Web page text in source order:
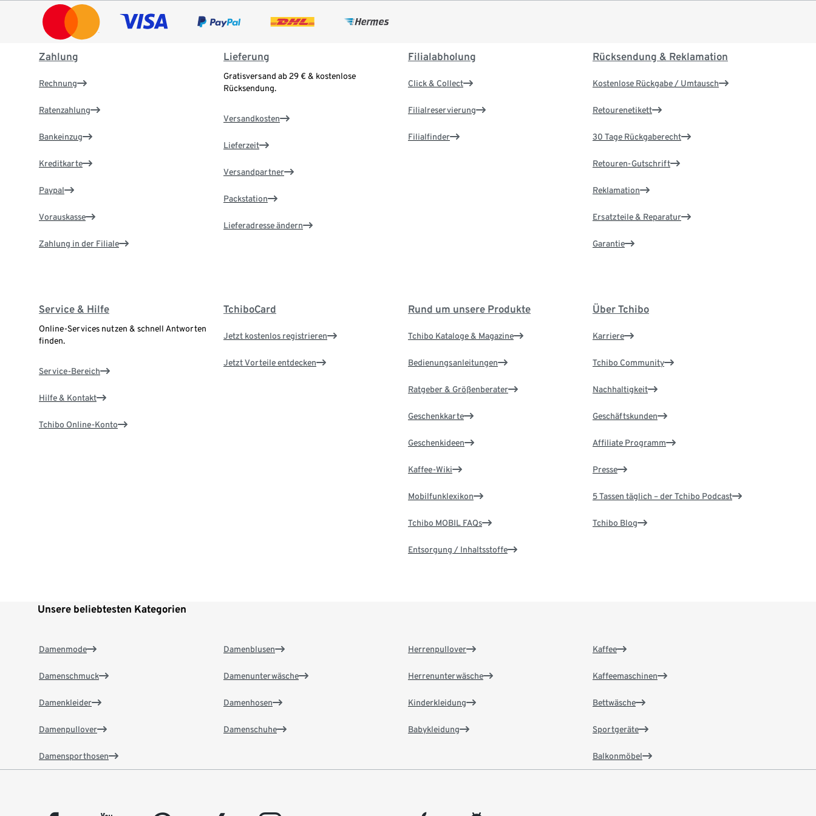
Zahlung
Rechnung
Ratenzahlung
Bankeinzug
Kreditkarte
Paypal
Vorauskasse
Zahlung in der Filiale
Lieferung
Gratisversand ab 29 € & kostenlose
Rücksendung.
Versandkosten
Lieferzeit
Versandpartner
Packstation
Lieferadresse ändern
Filialabholung
Click & Collect
Filialreservierung
Filialfinder
Rücksendung & Reklamation
Kostenlose Rückgabe / Umtausch
Retourenetikett
30 Tage Rückgaberecht
Retouren-Gutschrift
Reklamation
Ersatzteile & Reparatur
Garantie
Service & Hilfe
Online-Services nutzen & schnell Antworten
finden.
Service-Bereich
Hilfe & Kontakt
Tchibo Online-Konto
TchiboCard
Jetzt kostenlos registrieren
Jetzt Vorteile entdecken
Rund um unsere Produkte
Tchibo Kataloge & Magazine
Bedienungsanleitungen
Ratgeber & Größenberater
Geschenkkarte
Geschenkideen
Kaffee-Wiki
Mobilfunklexikon
Tchibo MOBIL FAQs
Entsorgung / Inhaltsstoffe
Über Tchibo
Karriere
Tchibo Community
Nachhaltigkeit
Geschäftskunden
Affiliate Programm
Presse
5 Tassen täglich – der Tchibo Podcast
Tchibo Blog
Unsere beliebtesten Kategorien
Damenmode
Damenschmuck
Damenkleider
Damenpullover
Damensporthosen
Damenblusen
Damenunterwäsche
Damenhosen
Damenschuhe
Herrenpullover
Herrenunterwäsche
Kinderkleidung
Babykleidung
Kaffee
Kaffeemaschinen
Bettwäsche
Sportgeräte
Balkonmöbel